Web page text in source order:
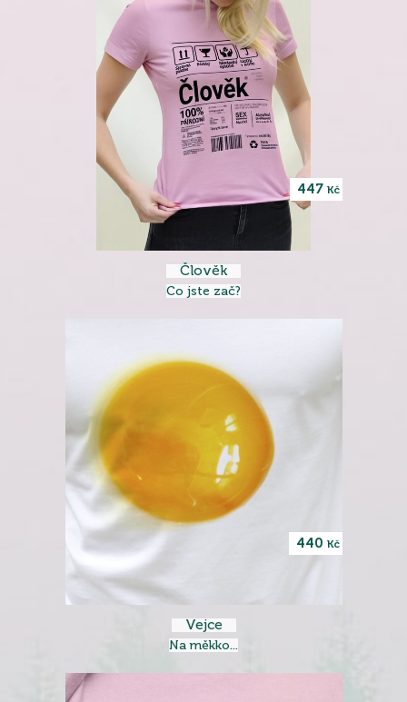
447 Kč
Člověk
Co jste zač?
440 Kč
Vejce
Na měkko...